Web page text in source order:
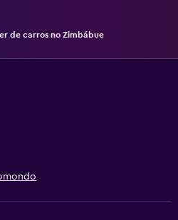
de carros no Zimbábue